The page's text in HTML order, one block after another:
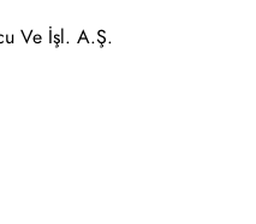
Ve İşl. A.Ş.